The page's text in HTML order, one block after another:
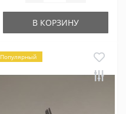
В КОРЗИНУ
Популярный